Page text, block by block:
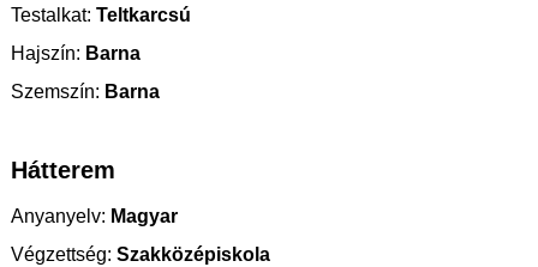
Testalkat: Teltkarcsú
Hajszín: Barna
Szemszín: Barna
Hátterem
Anyanyelv: Magyar
Végzettség: Szakközépiskola